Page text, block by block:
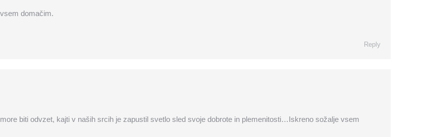
domačim.
Reply
biti odvzet, kajti v naših srcih je zapustil svetlo sled svoje dobrote in plemenitosti…Iskreno sožalje vsem